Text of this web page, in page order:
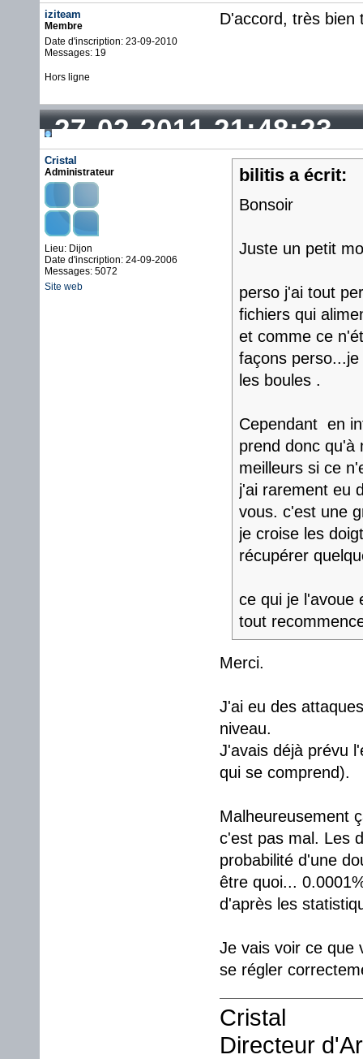
iziteam
Membre
Date d'inscription: 23-09-2010
Messages: 19
D'accord, très
Hors ligne
27-02-2011 21:48:23
Cristal
Administrateur
Lieu: Dijon
Date d'inscription: 24-09-2006
Messages: 5072
Site web
bilitis a écrit:
Bonsoir
Juste un petit
perso j'ai tout
fichiers qui
et comme ce
façons
les boules .
Cependant en
prend donc qu'à
meilleurs si ce
j'ai rarement eu
vous. c'est une
je croise les
récupérer
ce qui je l'avoue
tout
Merci.
J'ai eu des
niveau.
J'avais déjà prévu
qui se comprend).
Malheureusement
c'est pas mal. Les
probabilité d'une
être quoi...
d'après les
Je vais voir ce que
se régler
Cristal
Directeur